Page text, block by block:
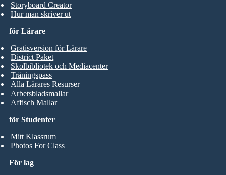
Storyboard Creator
Hur man skriver ut
för Studenter
Mitt Klassrum
Photos For Class
för Lärare
Gratisversion för Lärare
District Paket
Skolbibliotek och Mediacenter
Träningspass
Alla Lärares Resurser
Arbetsbladsmallar
Affisch Mallar
För lag